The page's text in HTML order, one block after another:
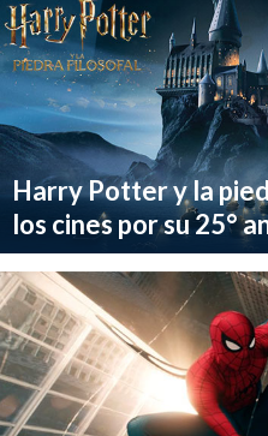
Harry Potter y la
los cines por su 25°